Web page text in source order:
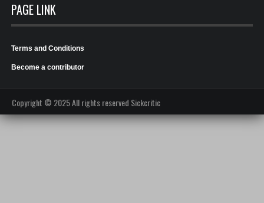
PAGE LINK
Terms and Conditions
Become a contributor
Copyright © 2025 All rights reserved Sickcritic